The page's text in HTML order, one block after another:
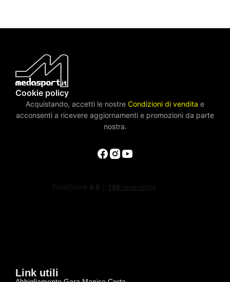
Cookie policy
Acquistando, accetti le nostre Condizioni di vendita e
acconsenti a ricevere aggiornamenti e promozioni da parte
nostra.
Link utili